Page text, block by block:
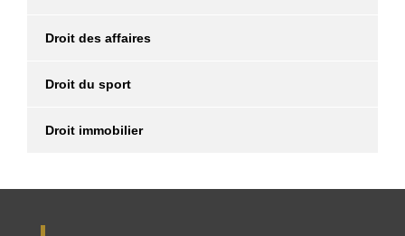
Droit des affaires
Droit du sport
Droit immobilier